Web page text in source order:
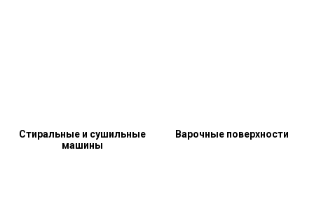
Стиральные и сушильные
машины
Варочные поверхности